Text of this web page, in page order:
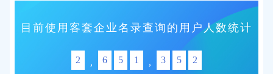
目前使用客套企业名录查询的用户人数统计
2 , 6 5 1 , 3 5 2